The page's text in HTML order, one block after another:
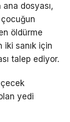
dosyası,
öldürme
iki sanık için
talep ediyor.
yedi